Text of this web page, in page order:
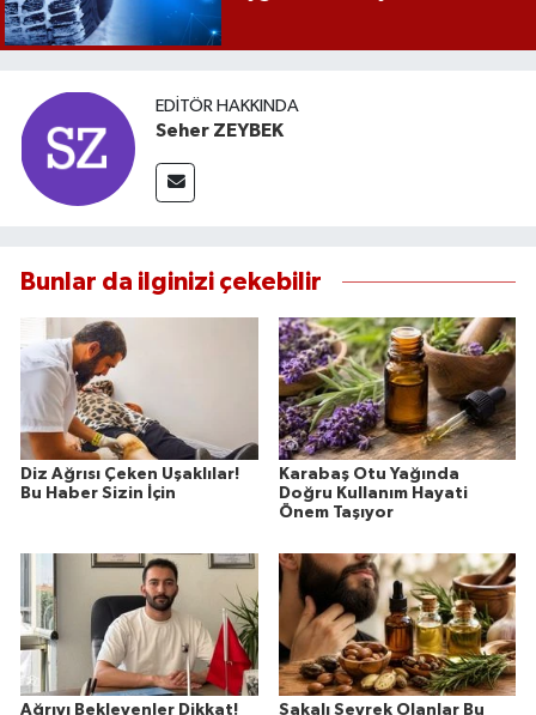
EDITÖR HAKKINDA
Seher ZEYBEK
Bunlar da ilginizi çekebilir
Diz Ağrısı Çeken Uşaklılar!
Bu Haber Sizin İçin
Karabaş Otu Yağında
Doğru Kullanım Hayati
Önem Taşıyor
Ağrıyı Bekleyenler Dikkat!
Sakalı Seyrek Olanlar Bu